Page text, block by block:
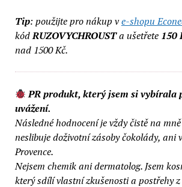
Tip: použijte pro nákup ve-shopu
kódRUZOVYCHROUSTa ušetřete 150
nad 1500 Kč.
PR produkt, který jsem si vybírala
uvážení.
Následné hodnocení je vždy čistě na
neslibuje doživotní zásoby čokolády, ani
Provence.
Nejsem chemik ani dermatolog. Jsem
který sdílí vlastní zkušenosti a postřehy